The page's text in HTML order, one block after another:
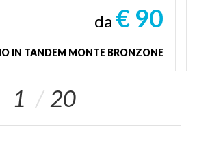
da € 90
IN TANDEM MONTE BRONZONE
1 20